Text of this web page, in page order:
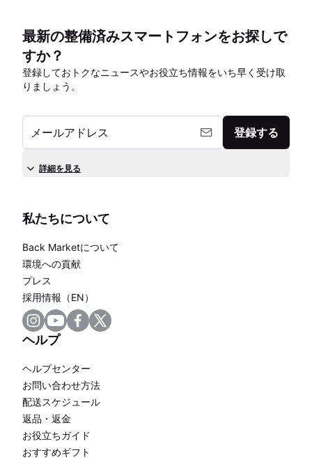
最新の整備済みスマートフォンをお探しで
すか？
登録しておトクなニュースやお役立ち情報をいち早く受け取
りましょう。
メールアドレス 登録する
詳細を見る
私たちについて
Back Marketについて
環境への貢献
プレス
採用情報（EN）
ヘルプ
ヘルプセンター
お問い合わせ方法
配送スケジュール
返品・返金
お役立ちガイド
おすすめギフト